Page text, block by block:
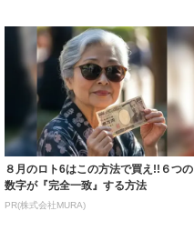
８月のロト6はこの方法で買え!!６つの
数字が『完全一致』する方法
PR(株式会社MURA)